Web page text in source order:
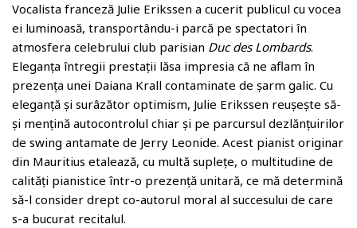
Vocalista franceză Julie Erikssen a cucerit publicul cu vocea
ei luminoasă, transportându-i parcă pe spectatori în
atmosfera celebrului club parisian Duc des Lombards.
Eleganța întregii prestații lăsa impresia că ne aflam în
prezența unei Daiana Krall contaminate de șarm galic. Cu
eleganță și surâzător optimism, Julie Erikssen reușește să-
și mențină autocontrolul chiar și pe parcursul dezlănțuirilor
de swing antamate de Jerry Leonide. Acest pianist originar
din Mauritius etalează, cu multă suplețe, o multitudine de
calități pianistice într-o prezență unitară, ce mă determină
să-l consider drept co-autorul moral al succesului de care
s-a bucurat recitalul.